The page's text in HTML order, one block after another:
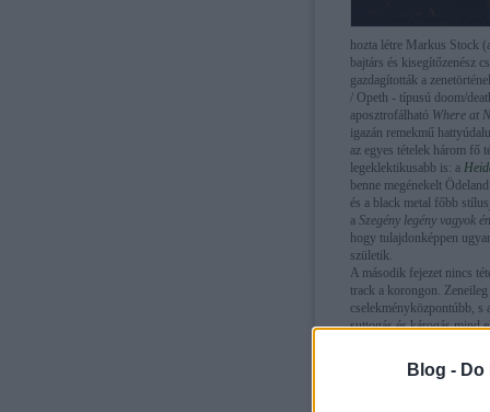
Blog -
hozta létre Markus Stock
bajtárs és kisegítőzenész
gazdagították a
/ Opeth - típusú doom/
aposztrofálható Where at
igazán remekmű
az egyes tételek három fő
legeklektikusabb is: a
benne megénekelt
és a black metal főbb
a Szegény legény vagyok
hogy tulajdonképpen
születik.
A második fejezet nincs
track a korongon.
cselekményközpontúbb, s
suttogás és károgás mind
"elszállósabb")
szerzemények végén az